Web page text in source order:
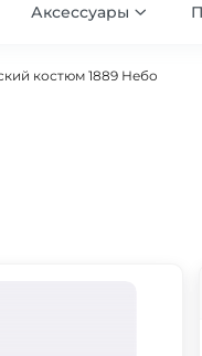
Аксессуары
костюм 1889 Небо